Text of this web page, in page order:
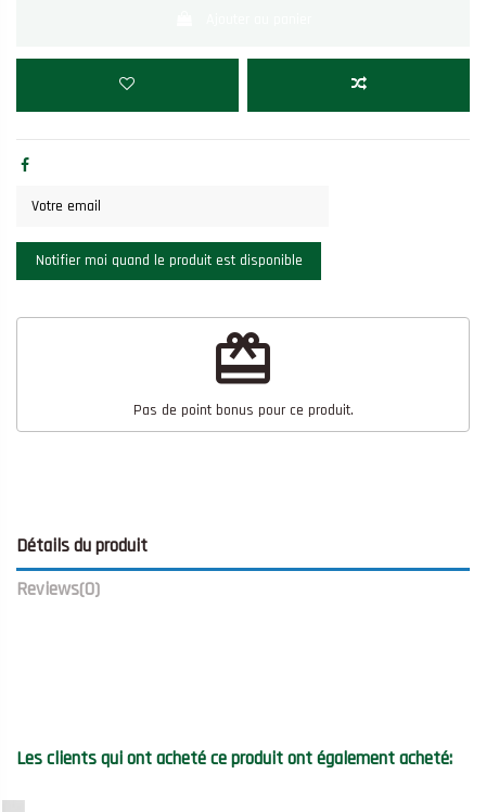
redeem
Pas de point bonus pour ce produit.
Détails du produit
Reviews(0)
Les clients qui ont acheté ce produit ont également acheté: